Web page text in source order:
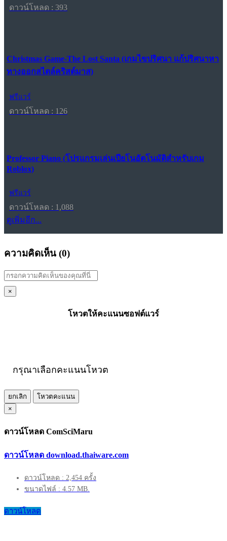
ดาวน์โหลด : 393
Christmas Game-The Lost Santa (เกมไขปริศนา แก้ปริศนาหา
ทางออกสไตล์คริสต์มาส)
ฟรีแวร์
ดาวน์โหลด : 126
Professor Piano (โปรแกรมเล่นเปียโนอัตโนมัติสำหรับเกม
Roblox)
ฟรีแวร์
ดาวน์โหลด : 1,088
ดูเพิ่มอีก...
ความคิดเห็น (0)
×
โหวตให้คะแนนซอฟต์แวร์
กรุณาเลือกคะแนนโหวต
ยกเลิก
โหวตคะแนน
×
ดาวน์โหลด ComSciMaru
ดาวน์โหลด download.thaiware.com
ดาวน์โหลด : 2,454 ครั้ง
ขนาดไฟล์ : 4.57 MB.
ดาวน์โหลด